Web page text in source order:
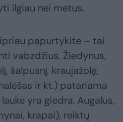
ilgiau nei metus.
papurtykite – tai
vabzdžius. Žiedynus,
šalpusnį, kraujažolę,
ir kt.) patariama
yra giedra. Augalus,
krapai), reiktų